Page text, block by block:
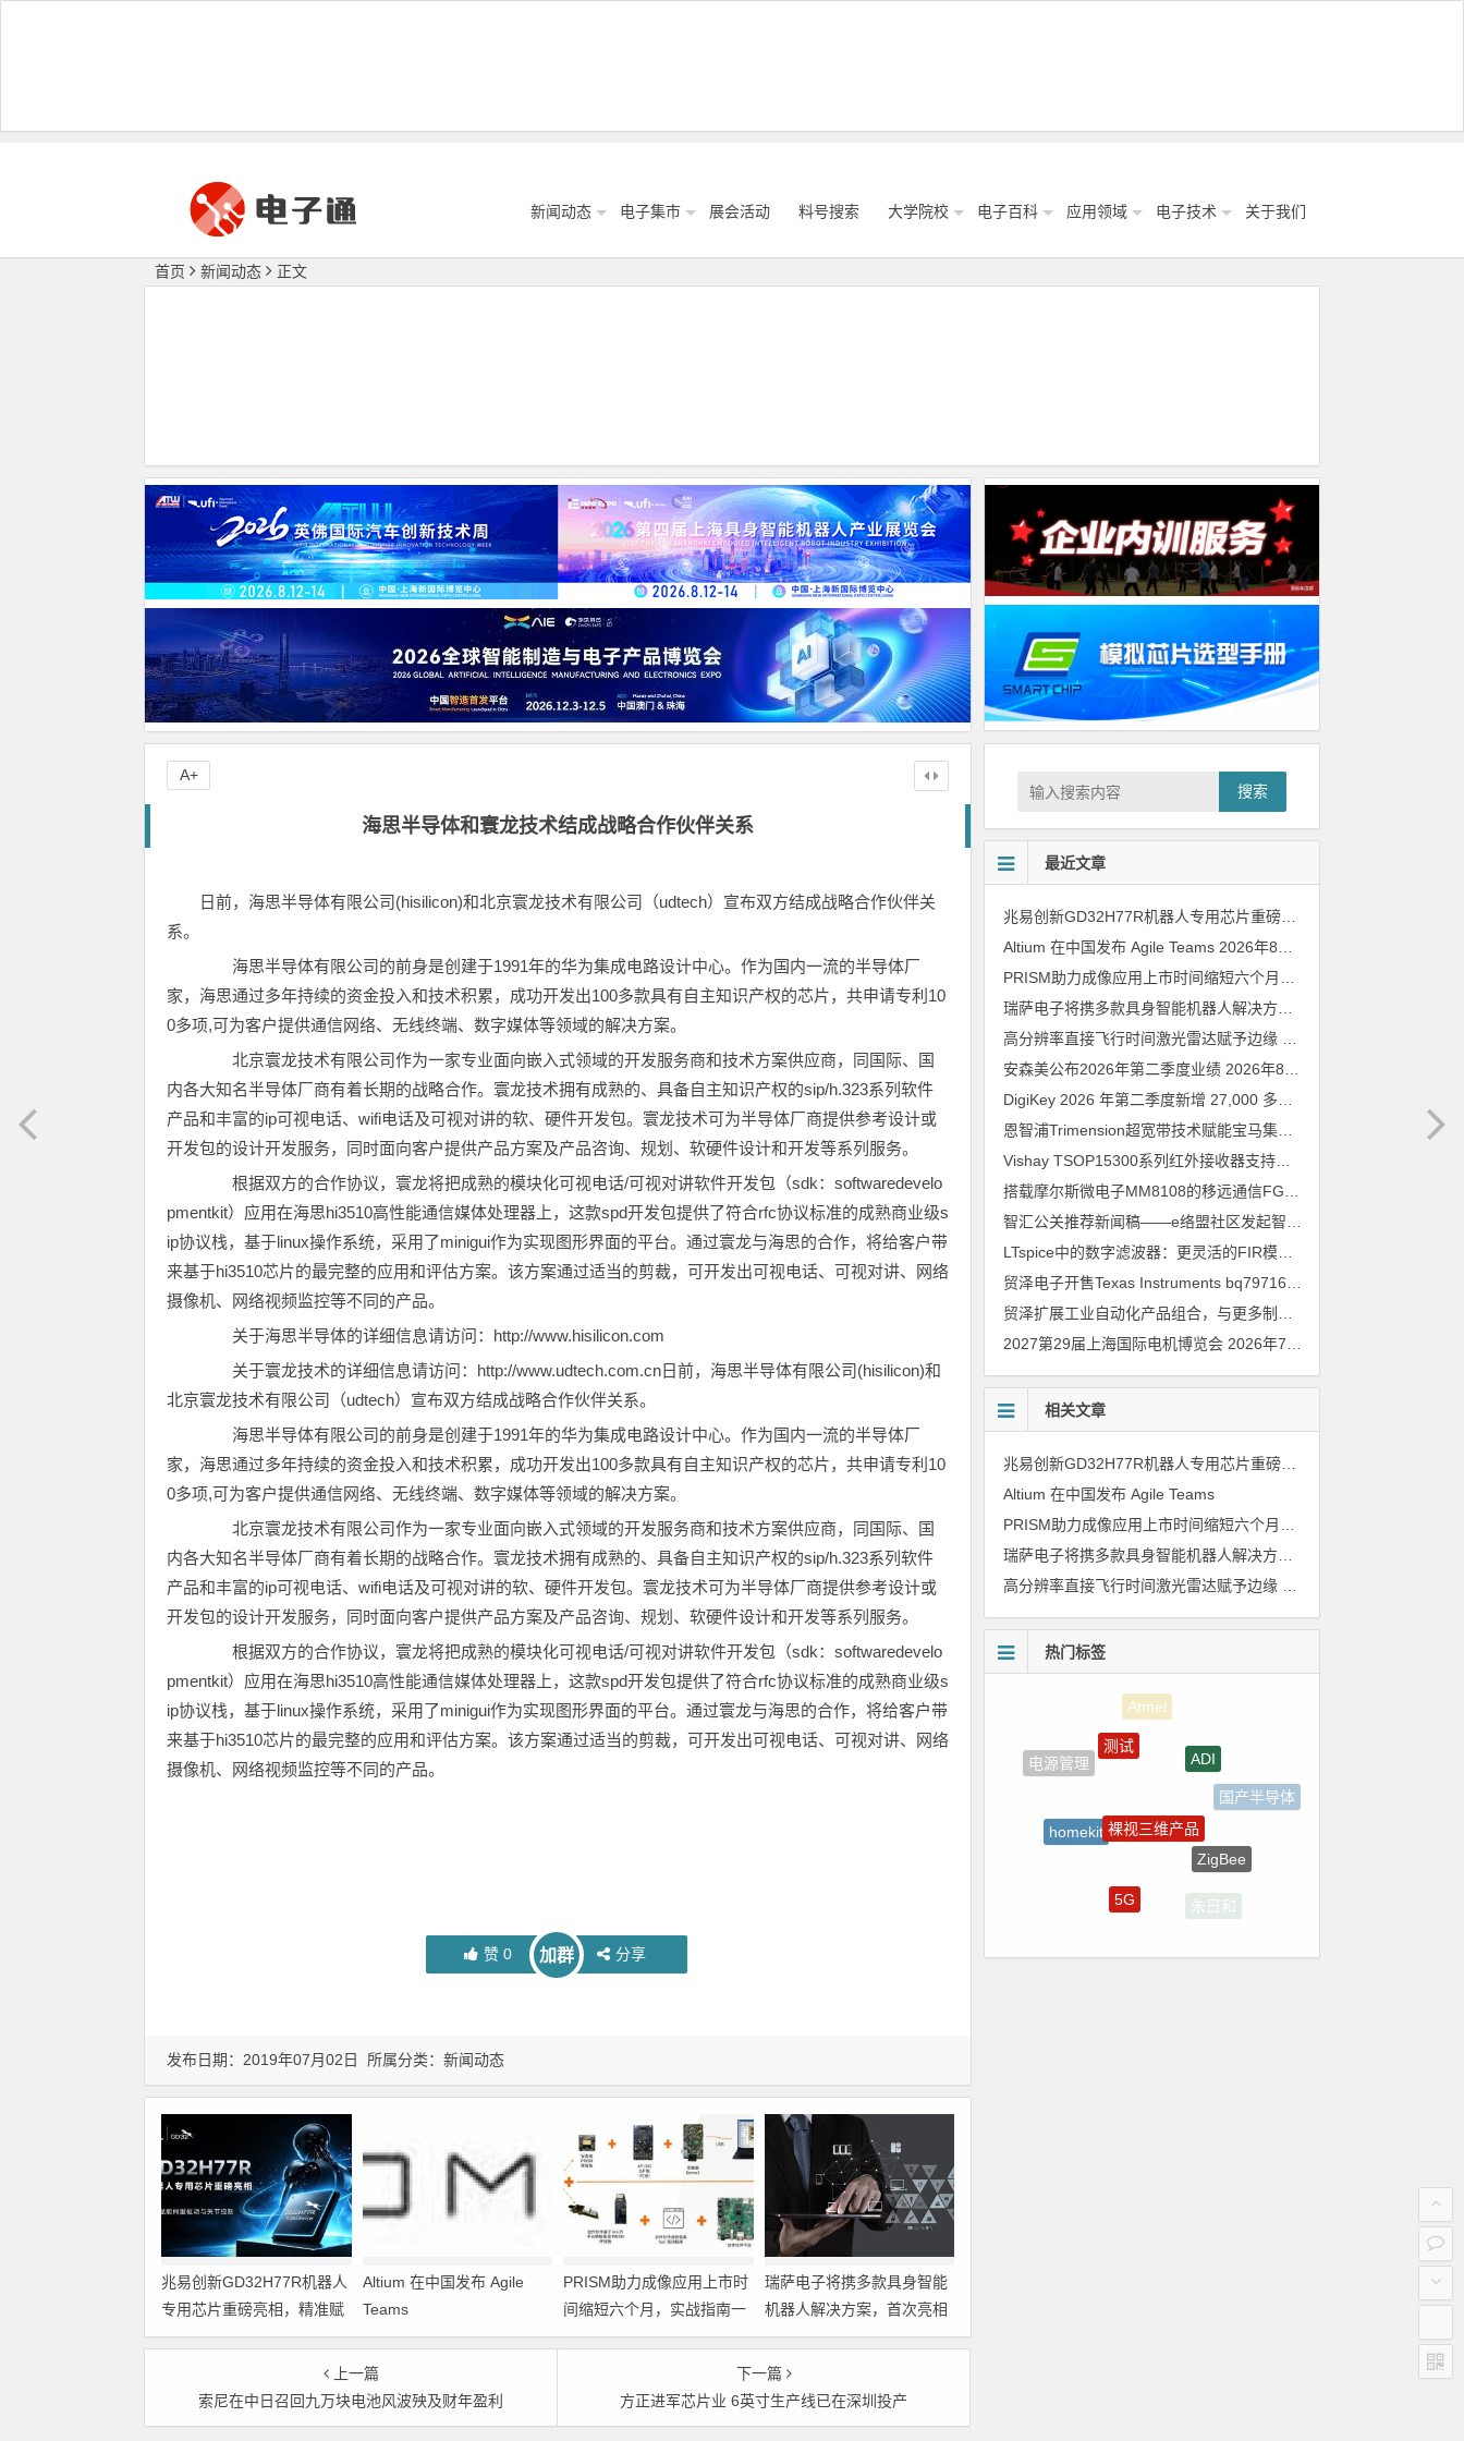
新闻动态 电子集市 展会活动 料号搜索 大学院校 电子百科 应用领域 电子技术 关于我们
首页 新闻动态 正文
海思半导体和寰龙技术结成战略合作伙伴关系
日前，海思半导体有限公司(hisilicon)和北京寰龙技术有限公司（udtech）宣布双方结成战略合作伙伴关
系。
海思半导体有限公司的前身是创建于1991年的华为集成电路设计中心。作为国内一流的半导体厂
家，海思通过多年持续的资金投入和技术积累，成功开发出100多款具有自主知识产权的芯片，共申请专利10
0多项,可为客户提供通信网络、无线终端、数字媒体等领域的解决方案。
北京寰龙技术有限公司作为一家专业面向嵌入式领域的开发服务商和技术方案供应商，同国际、国
内各大知名半导体厂商有着长期的战略合作。寰龙技术拥有成熟的、具备自主知识产权的sip/h.323系列软件
产品和丰富的ip可视电话、wifi电话及可视对讲的软、硬件开发包。寰龙技术可为半导体厂商提供参考设计或
开发包的设计开发服务，同时面向客户提供产品方案及产品咨询、规划、软硬件设计和开发等系列服务。
根据双方的合作协议，寰龙将把成熟的模块化可视电话/可视对讲软件开发包（sdk：softwaredevelo
pmentkit）应用在海思hi3510高性能通信媒体处理器上，这款spd开发包提供了符合rfc协议标准的成熟商业级s
ip协议栈，基于linux操作系统，采用了minigui作为实现图形界面的平台。通过寰龙与海思的合作，将给客户带
来基于hi3510芯片的最完整的应用和评估方案。该方案通过适当的剪裁，可开发出可视电话、可视对讲、网络
摄像机、网络视频监控等不同的产品。
关于海思半导体的详细信息请访问：http://www.hisilicon.com
关于寰龙技术的详细信息请访问：http://www.udtech.com.cn日前，海思半导体有限公司(hisilicon)和
北京寰龙技术有限公司（udtech）宣布双方结成战略合作伙伴关系。
海思半导体有限公司的前身是创建于1991年的华为集成电路设计中心。作为国内一流的半导体厂
家，海思通过多年持续的资金投入和技术积累，成功开发出100多款具有自主知识产权的芯片，共申请专利10
0多项,可为客户提供通信网络、无线终端、数字媒体等领域的解决方案。
北京寰龙技术有限公司作为一家专业面向嵌入式领域的开发服务商和技术方案供应商，同国际、国
内各大知名半导体厂商有着长期的战略合作。寰龙技术拥有成熟的、具备自主知识产权的sip/h.323系列软件
产品和丰富的ip可视电话、wifi电话及可视对讲的软、硬件开发包。寰龙技术可为半导体厂商提供参考设计或
开发包的设计开发服务，同时面向客户提供产品方案及产品咨询、规划、软硬件设计和开发等系列服务。
根据双方的合作协议，寰龙将把成熟的模块化可视电话/可视对讲软件开发包（sdk：softwaredevelo
pmentkit）应用在海思hi3510高性能通信媒体处理器上，这款spd开发包提供了符合rfc协议标准的成熟商业级s
ip协议栈，基于linux操作系统，采用了minigui作为实现图形界面的平台。通过寰龙与海思的合作，将给客户带
来基于hi3510芯片的最完整的应用和评估方案。该方案通过适当的剪裁，可开发出可视电话、可视对讲、网络
摄像机、网络视频监控等不同的产品。
赞0 加群 分享
A+
发布日期：2019年07月02日 所属分类： 新闻动态
兆易创新GD32H77R机器人
专用芯片重磅亮相，精准赋
能伺服驱动与关节控制
Altium 在中国发布 Agile
Teams
PRISM助力成像应用上市时
间缩短六个月，实战指南一
文解读
瑞萨电子将携多款具身智能
机器人解决方案，首次亮相
2026中国具身智能机器人产
业大会
上一篇
索尼在中日召回九万块电池风波殃及财年盈利
下一篇
方正进军芯片业 6英寸生产线已在深圳投产
搜索
最近文章
兆易创新GD32H77R机器人专用芯片重磅亮相，精准赋能伺服驱动与关节控制
Altium 在中国发布 Agile Teams 2026年8月6日
安森美公布2026年第二季度业绩 2026年8月6日
恩智浦Trimension超宽带技术赋能宝马集团Digital Key Plus及生命体存在检测功能
Vishay TSOP15300系列红外接收器支持所有主流遥控代码
LTspice中的数字滤波器：更灵活的FIR模型
2027第29届上海国际电机博览会 2026年7月30日
相关文章
兆易创新GD32H77R机器人专用芯片重磅亮相，精准赋能伺服驱动与关节控制
Altium 在中国发布 Agile Teams
热门标签
电源管理
国产半导体
ZigBee
朱日和